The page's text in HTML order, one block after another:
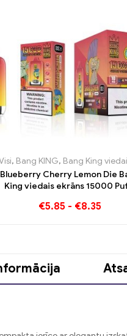
,Vienreizējās
, Bang KING, Bang King viedais ekrāns 15000
Blueberry Cherry Lemon Die
King viedais ekrāns 15000
vienreizējās lietošanas e-
€5.85 - €8.35